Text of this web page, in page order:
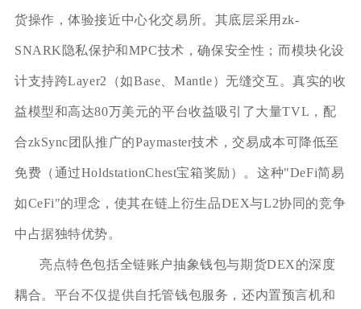
货操作，体验接近中心化交易所。其底层采用zk-
SNARK隐私保护和MPC技术，确保安全性；而模块化设
计支持跨Layer2（如Base、Mantle）无缝交互。真实的收
益模型和高达80万美元的平台收益吸引了大量TVL，配
合zkSync团队推广的Paymaster技术，交易成本可降低至
免费（通过HoldstationChest宝箱奖励）。这种"DeFi简易
如CeFi"的理念，使其在链上衍生品DEX与L2协同的竞争
中占据独特优势。
亮点特色包括全链账户抽象钱包与期货DEX的深度
耦合。平台不仅提供自托管钱包服务，还内置预言机和